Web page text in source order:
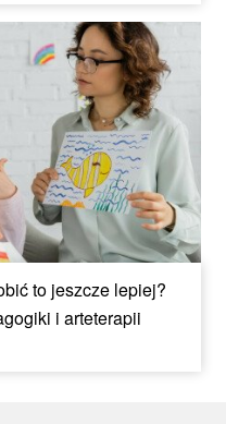
to jeszcze lepiej?
i arteterapii